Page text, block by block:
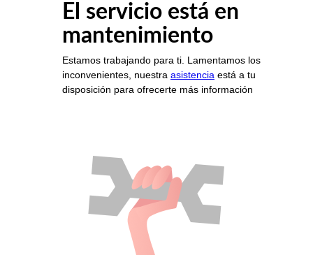
El servicio está en
mantenimiento
Estamos trabajando para ti. Lamentamos los
inconvenientes, nuestra asistencia está a tu
disposición para ofrecerte más información